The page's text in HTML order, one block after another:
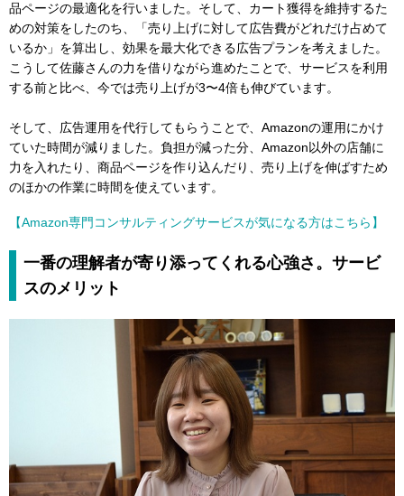
品ページの最適化を行いました。そして、カート獲得を維持するた
めの対策をしたのち、「売り上げに対して広告費がどれだけ占めて
いるか」を算出し、効果を最大化できる広告プランを考えました。
こうして佐藤さんの力を借りながら進めたことで、サービスを利用
する前と比べ、今では売り上げが3〜4倍も伸びています。
そして、広告運用を代行してもらうことで、Amazonの運用にかけ
ていた時間が減りました。負担が減った分、Amazon以外の店舗に
力を入れたり、商品ページを作り込んだり、売り上げを伸ばすため
のほかの作業に時間を使えています。
【Amazon専門コンサルティングサービスが気になる方はこちら】
一番の理解者が寄り添ってくれる心強さ。サービ
スのメリット